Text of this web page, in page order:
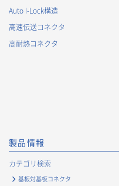
Auto I-Lock構造
高速伝送コネクタ
高耐熱コネクタ
製品情報
カテゴリ検索
基板対基板コネクタ